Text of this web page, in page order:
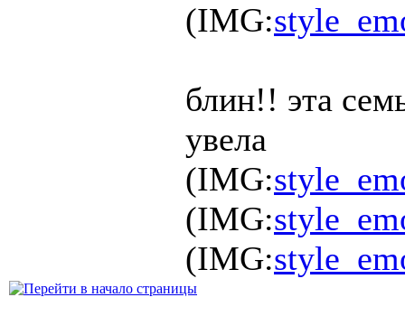
(IMG:
блин!! эта
увела
(IMG:
(IMG:
(IMG: